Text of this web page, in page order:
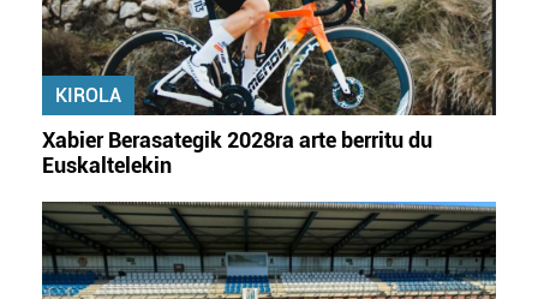
KIROLA
Xabier Berasategik 2028ra arte berritu du
Euskaltelekin